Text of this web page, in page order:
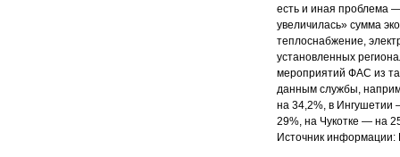
есть и иная проблема
увеличилась» сумма
теплоснабжение,
установленных
мероприятий ФАС из
данным службы,
на 34,2%, в Ингушетии
29%, на Чукотке — на
Источник информации: